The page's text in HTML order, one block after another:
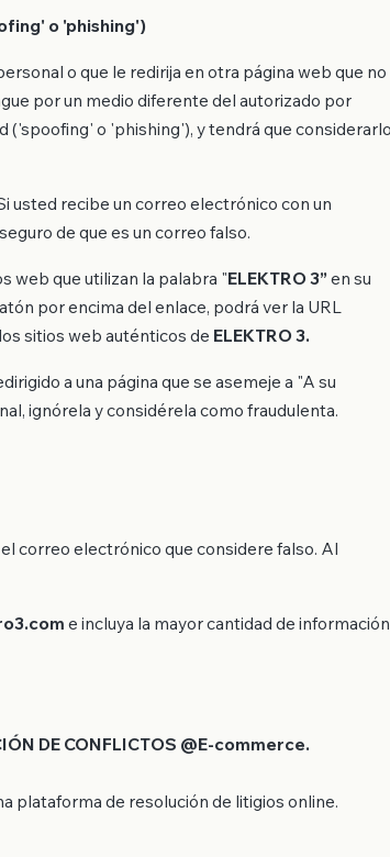
o 'phishing')
o que le redirija en otra página web que no
por un medio diferente del autorizado por
('spoofing' o 'phishing'), y tendrá que
usted recibe un correo electrónico con un
de que es un correo falso.
web que utilizan la palabra "ELEKTRO 3” en su
por encima del enlace, podrá ver la URL
sitios web auténticos de ELEKTRO 3.
a una página que se asemeje a "A su
ignórela y considérela como fraudulenta.
correo electrónico que considere falso. Al
e incluya la mayor cantidad de información
DE CONFLICTOS @E-commerce.
plataforma de resolución de litigios online.